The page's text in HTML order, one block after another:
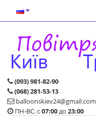
(093) 981-82-90
(068) 281-53-13
balloonskiev24@gmail.com
ПН-ВС: с07:00до 23:00